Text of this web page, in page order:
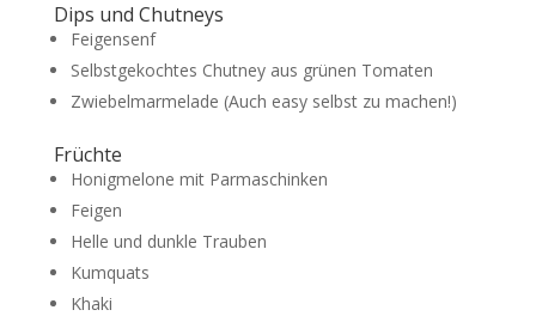
Dips und Chutneys
Feigensenf
Selbstgekochtes Chutney aus grünen Tomaten
Zwiebelmarmelade (Auch easy selbst zu machen!)
Früchte
Honigmelone mit Parmaschinken
Feigen
Helle und dunkle Trauben
Kumquats
Khaki